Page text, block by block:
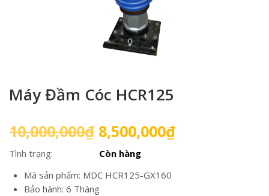
Máy Đầm Cóc HCR125
10,000,000₫ Giá
gốc
là:
10,000,000₫.
8,500,000₫Giá
Tình trạng:
Còn hàng
Mã sản phẩm: MDC HCR125-GX160
Bảo hành: 6 Tháng